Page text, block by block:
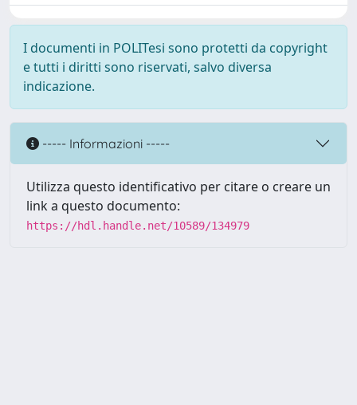
I documenti in POLITesi sono protetti da copyright
e tutti i diritti sono riservati, salvo diversa
indicazione.
----- Informazioni -----
Utilizza questo identificativo per citare o creare un
link a questo documento:
https://hdl.handle.net/10589/134979